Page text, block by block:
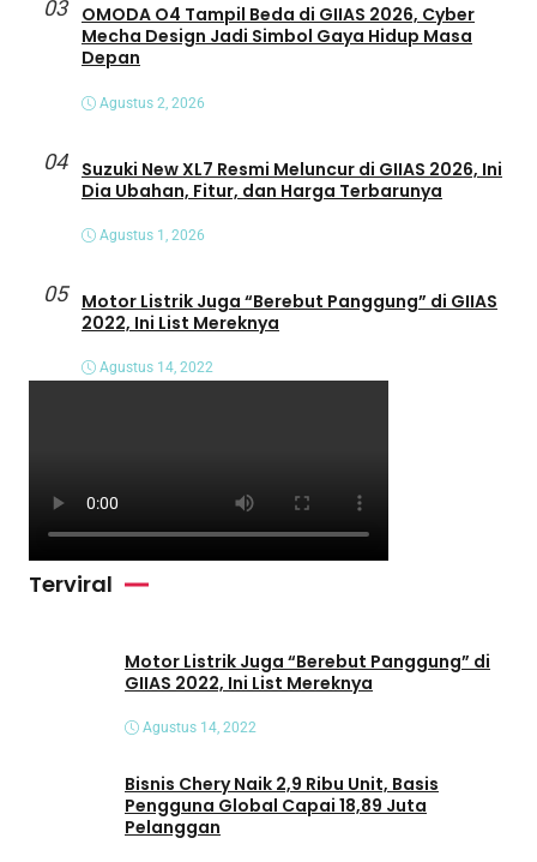
03
OMODA O4 Tampil Beda di GIIAS 2026, Cyber
Mecha Design Jadi Simbol Gaya Hidup Masa
Depan
Agustus 2, 2026
04
Suzuki New XL7 Resmi Meluncur di GIIAS 2026, Ini
Dia Ubahan, Fitur, dan Harga Terbarunya
Agustus 1, 2026
05
Motor Listrik Juga “Berebut Panggung” di GIIAS
2022, Ini List Mereknya
Agustus 14, 2022
Terviral
Motor Listrik Juga “Berebut Panggung” di
GIIAS 2022, Ini List Mereknya
Agustus 14, 2022
Bisnis Chery Naik 2,9 Ribu Unit, Basis
Pengguna Global Capai 18,89 Juta
Pelanggan